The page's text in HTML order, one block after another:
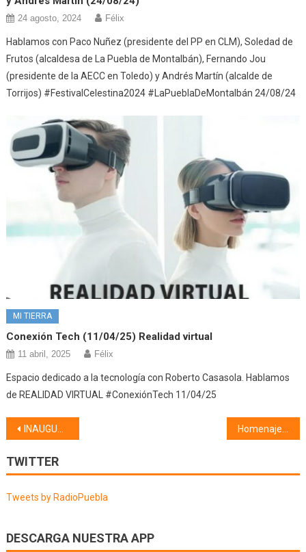
24 agosto, 2024 Félix
Hablamos con Paco Nuñez (presidente del PP en CLM), Soledad de
Frutos (alcaldesa de La Puebla de Montalbán), Fernando Jou
(presidente de la AECC en Toledo) y Andrés Martín (alcalde de
Torrijos) #FestivalCelestina2024 #LaPueblaDeMontalbán 24/08/24
MI TIERRA
Conexión Tech (11/04/25) Realidad virtual
11 abril, 2025 Félix
Espacio dedicado a la tecnología con Roberto Casasola. Hablamos
de REALIDAD VIRTUAL #ConexiónTech 11/04/25
Navegación
de
entradas
INAUGURACIÓN DE EXPOSICIONES (04/11/23) Homenaje a Carlos Saura (05/11/23)
TWITTER
Tweets by RadioPuebla
DESCARGA NUESTRA APP